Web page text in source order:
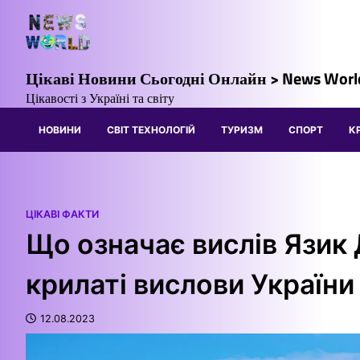
вмісту
Цікаві Новини Сьогодні Онлайн > News
Цікавості з Україні та світу
НОВИНИ СВІТ ТЕХНОЛОГІЙ ТУРИЗМ СПОРТ
ЦІКАВІ ФАКТИ
Що означає вислів
крилаті вислови України
12.08.2023